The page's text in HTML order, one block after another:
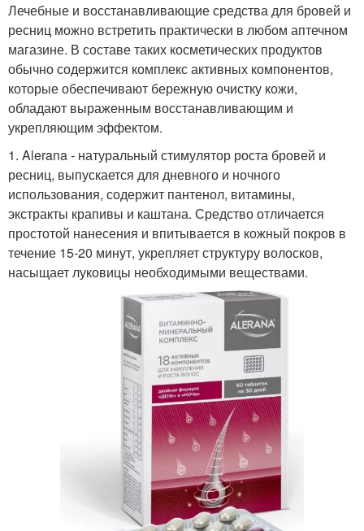
Лечебные и восстанавливающие средства для бровей и
ресниц можно встретить практически в любом аптечном
магазине. В составе таких косметических продуктов
обычно содержится комплекс активных компонентов,
которые обеспечивают бережную очистку кожи,
обладают выраженным восстанавливающим и
укрепляющим эффектом.
1. Alerana - натуральный стимулятор роста бровей и
ресниц, выпускается для дневного и ночного
использования, содержит пантенол, витамины,
экстракты крапивы и каштана. Средство отличается
простотой нанесения и впитывается в кожный покров в
течение 15-20 минут, укрепляет структуру волосков,
насыщает луковицы необходимыми веществами.